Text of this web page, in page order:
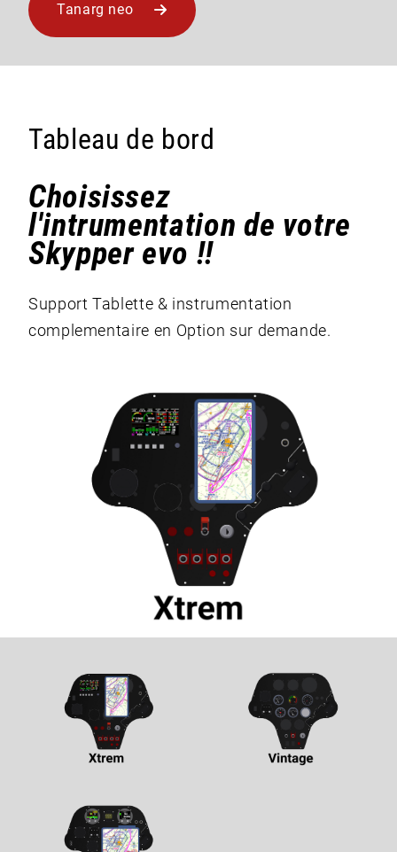
Tanarg neo
Tableau de bord
Choisissez
l'intrumentation de votre
Skypper evo !!
Support Tablette & instrumentation
complementaire en Option sur demande.